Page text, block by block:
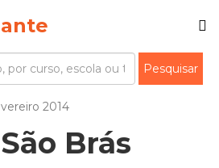
2014
Brás